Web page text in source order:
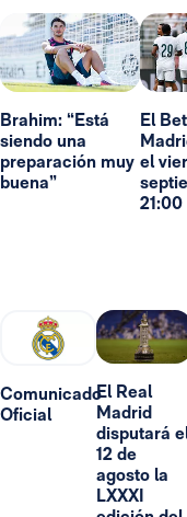
Brahim: “Está
siendo una
preparación muy
buena”
El
el
21:00
Comunicado
Oficial
El Real
Madrid
disputará
12 de
agosto la
LXXXI